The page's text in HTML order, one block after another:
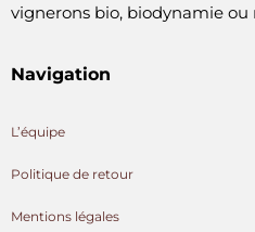
vignerons bio, biodynamie ou
Navigation
L’équipe
Politique de retour
Mentions légales